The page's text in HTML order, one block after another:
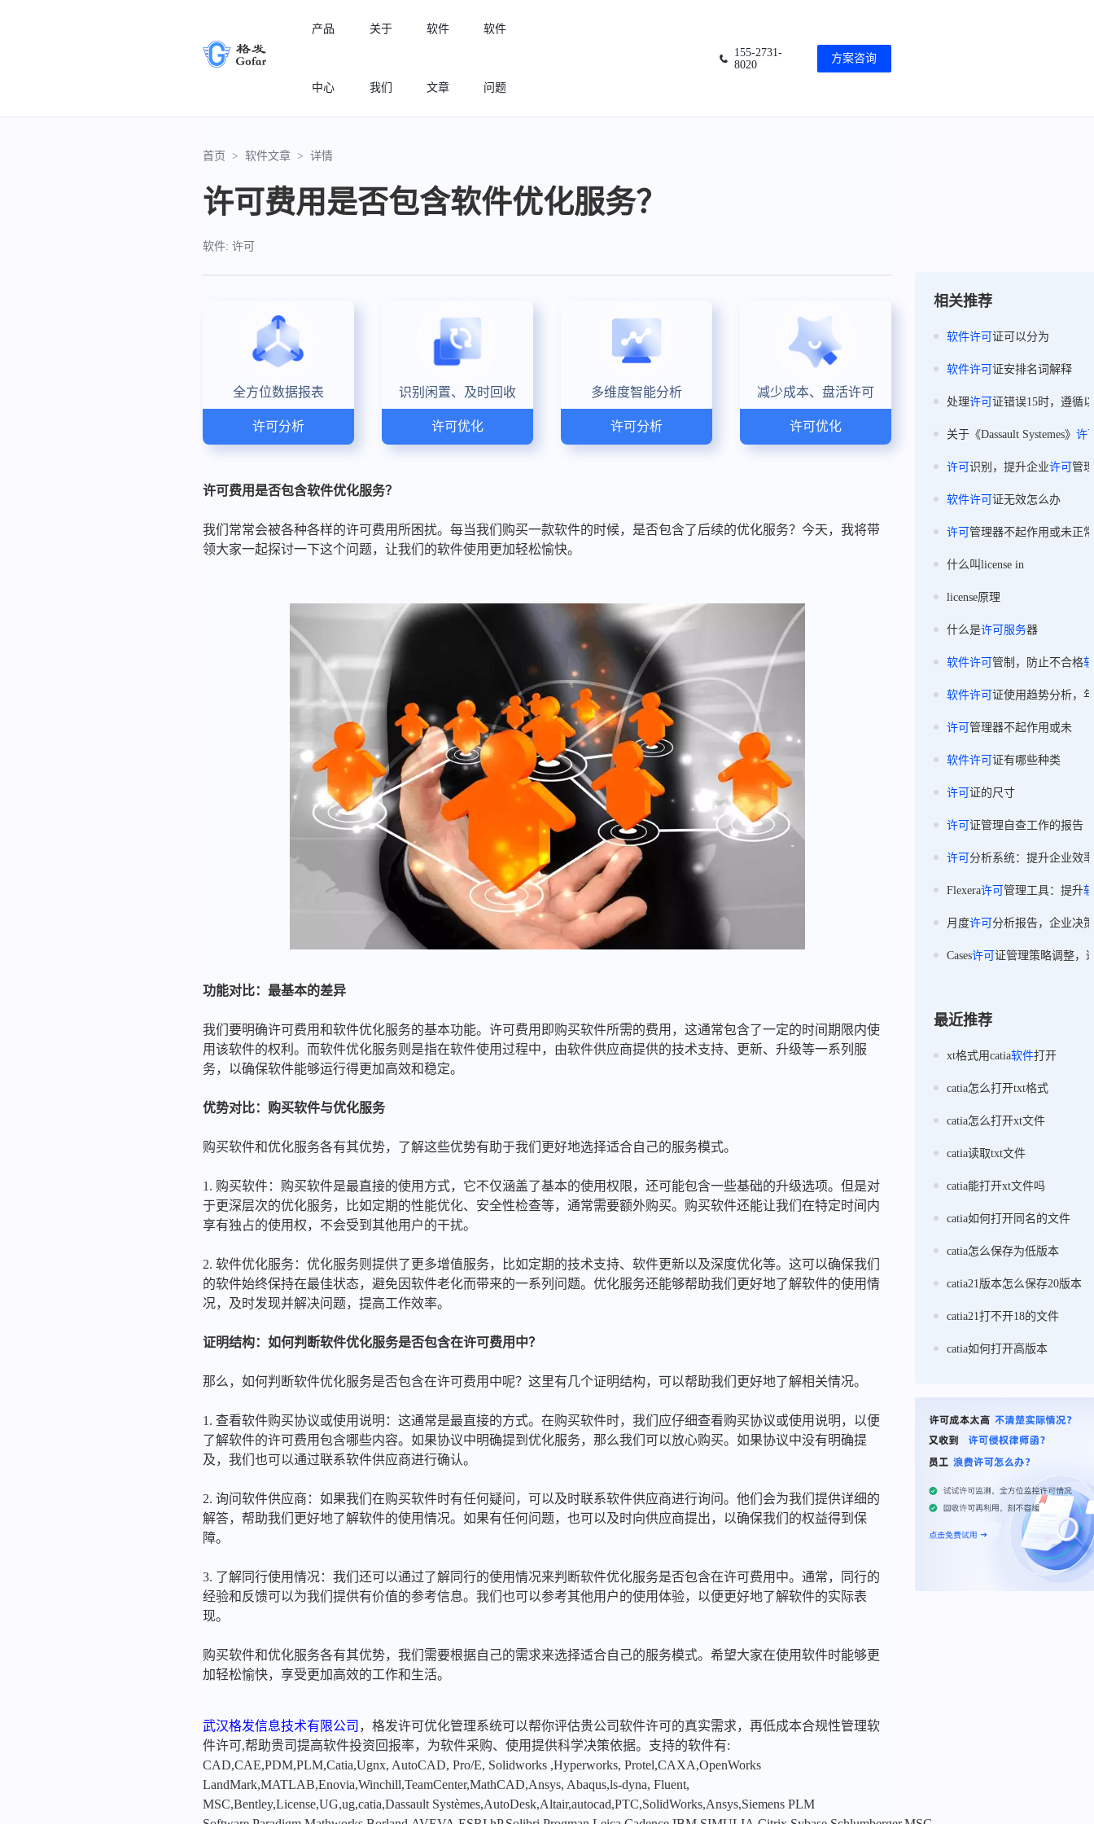
产品
中心
许可分析
实现专业软件许可精细化管理
关于
我们
软件
文章
软件
问题
155-2731-
8020
方案咨询
首页 > 软件文章 > 详情
许可费用是否包含软件优化服务？
软件: 许可
全方位数据报表
许可分析
识别闲置、及时回收
许可优化
多维度智能分析
许可分析
减少成本、盘活许可
许可优化
许可费用是否包含软件优化服务？
我们常常会被各种各样的许可费用所困扰。每当我们购买一款软件的时候，是否包含了后续的优化服务？今天，我将带
领大家一起探讨一下这个问题，让我们的软件使用更加轻松愉快。
功能对比：最基本的差异
我们要明确许可费用和软件优化服务的基本功能。许可费用即购买软件所需的费用，这通常包含了一定的时间期限内使
用该软件的权利。而软件优化服务则是指在软件使用过程中，由软件供应商提供的技术支持、更新、升级等一系列服
务，以确保软件能够运行得更加高效和稳定。
优势对比：购买软件与优化服务
购买软件和优化服务各有其优势，了解这些优势有助于我们更好地选择适合自己的服务模式。
1. 购买软件：购买软件是最直接的使用方式，它不仅涵盖了基本的使用权限，还可能包含一些基础的升级选项。但是对
于更深层次的优化服务，比如定期的性能优化、安全性检查等，通常需要额外购买。购买软件还能让我们在特定时间内
享有独占的使用权，不会受到其他用户的干扰。
2. 软件优化服务：优化服务则提供了更多增值服务，比如定期的技术支持、软件更新以及深度优化等。这可以确保我们
的软件始终保持在最佳状态，避免因软件老化而带来的一系列问题。优化服务还能够帮助我们更好地了解软件的使用情
况，及时发现并解决问题，提高工作效率。
证明结构：如何判断软件优化服务是否包含在许可费用中？
那么，如何判断软件优化服务是否包含在许可费用中呢？这里有几个证明结构，可以帮助我们更好地了解相关情况。
1. 查看软件购买协议或使用说明：这通常是最直接的方式。在购买软件时，我们应仔细查看购买协议或使用说明，以便
了解软件的许可费用包含哪些内容。如果协议中明确提到优化服务，那么我们可以放心购买。如果协议中没有明确提
及，我们也可以通过联系软件供应商进行确认。
2. 询问软件供应商：如果我们在购买软件时有任何疑问，可以及时联系软件供应商进行询问。他们会为我们提供详细的
解答，帮助我们更好地了解软件的使用情况。如果有任何问题，也可以及时向供应商提出，以确保我们的权益得到保
障。
3. 了解同行使用情况：我们还可以通过了解同行的使用情况来判断软件优化服务是否包含在许可费用中。通常，同行的
经验和反馈可以为我们提供有价值的参考信息。我们也可以参考其他用户的使用体验，以便更好地了解软件的实际表
现。
购买软件和优化服务各有其优势，我们需要根据自己的需求来选择适合自己的服务模式。希望大家在使用软件时能够更
加轻松愉快，享受更加高效的工作和生活。
武汉格发信息技术有限公司 ，格发许可优化管理系统可以帮你评估贵公司软件许可的真实需求，再低成本合规性管理软
件许可,帮助贵司提高软件投资回报率，为软件采购、使用提供科学决策依据。支持的软件有:
CAD,CAE,PDM,PLM,Catia,Ugnx, AutoCAD, Pro/E, Solidworks ,Hyperworks, Protel,CAXA,OpenWorks
LandMark,MATLAB,Enovia,Winchill,TeamCenter,MathCAD,Ansys, Abaqus,ls-dyna, Fluent,
MSC,Bentley,License,UG,ug,catia,Dassault Systèmes,AutoDesk,Altair,autocad,PTC,SolidWorks,Ansys,Siemens PLM
相关推荐
软件许可 证可以分为
软件许可 证安排名词解释
处理许可 证错误15时，遵循
关于《Dassault Systemes》 许
许可 识别，提升企业许可 管
软件许可 证无效怎么办
许可 管理器不起作用或未正
什么叫license in
license原理
什么是许可 服务器
软件许可 管制，防止不合格
软件许可 证使用趋势分析，
许可 管理器不起作用或未
软件许可 证有哪些种类
许可 证的尺寸
许可 证管理自查工作的报告
许可 分析系统：提升企业效
Flexera许可 管理工具：提升
月度许可 分析报告，企业决
Cases许可 证管理策略调整，
最近推荐
xt格式用catia软件打开
catia怎么打开txt格式
catia怎么打开xt文件
catia读取txt文件
catia能打开xt文件吗
catia如何打开同名的文件
catia怎么保存为低版本
catia21版本怎么保存20版本
catia21打不开18的文件
catia如何打开高版本